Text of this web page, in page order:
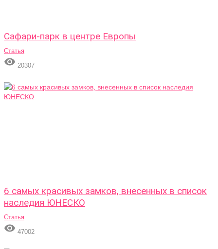
Сафари-парк в центре Европы
Статья
 20307
6 самых красивых замков, внесенных в список
наследия ЮНЕСКО
Статья
 47002